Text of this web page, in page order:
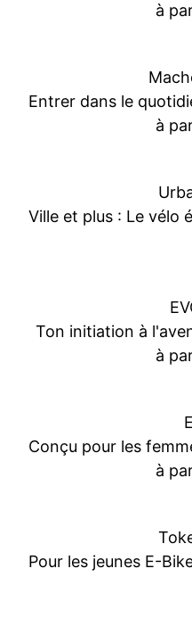
à
à
Ton initiation à
à
à